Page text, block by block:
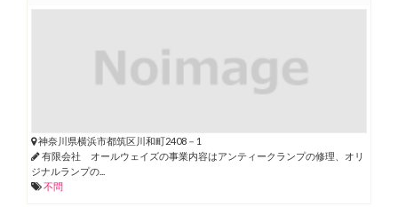
神奈川県横浜市都筑区川和町2408－1
有限会社 オールウェイズの事業内容はアンティークランプの修理、オリ
ジナルランプの...
不問